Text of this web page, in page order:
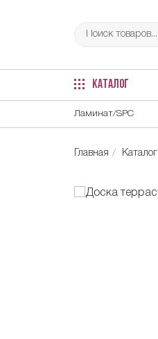
КАТАЛОГ
Ламинат/SPC
Главная Каталог